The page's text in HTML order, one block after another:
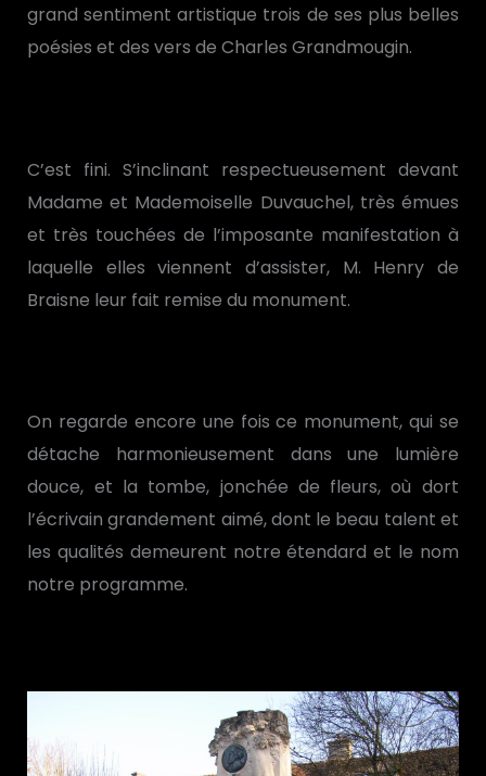
grand sentiment artistique trois de ses plus belles
poésies et des vers de Charles Grandmougin.
C’est fini. S’inclinant respectueusement devant
Madame et Mademoiselle Duvauchel, très émues
et très touchées de l’imposante manifestation à
laquelle elles viennent d’assister, M. Henry de
Braisne leur fait remise du monument.
On regarde encore une fois ce monument, qui se
détache harmonieusement dans une lumière
douce, et la tombe, jonchée de fleurs, où dort
l’écrivain grandement aimé, dont le beau talent et
les qualités demeurent notre étendard et le nom
notre programme.